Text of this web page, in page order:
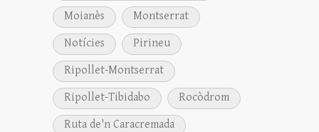
Moianès
Montserrat
Notícies
Pirineu
Ripollet-Montserrat
Ripollet-Tibidabo
Rocòdrom
Ruta de'n Caracremada